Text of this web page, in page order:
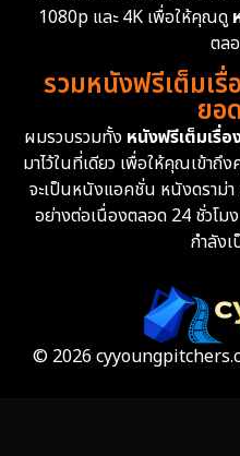
1080p และ 4K เพื่อให้คุณดู
ตล
รวมหนังฟรีเต็มเ
ยอ
ผมรวบรวมทั้ง หนังฟรีเต็มเรื่อ
มาไว้ในที่เดียว เพื่อให้คุณเข้าถึง
จะเป็นหนังแอคชั่น หนังดราม่
อย่างต่อเนื่องตลอด 24 ชั่วโ
กำลัง
© 2026